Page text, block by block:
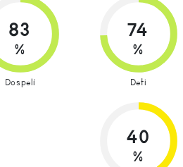
83
%
Dospelí
74
%
Deti
40
%